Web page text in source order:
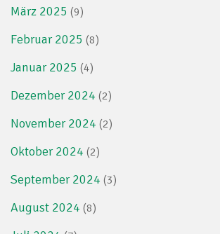
März 2025 (9)
Februar 2025 (8)
Januar 2025 (4)
Dezember 2024 (2)
November 2024 (2)
Oktober 2024 (2)
September 2024 (3)
August 2024 (8)